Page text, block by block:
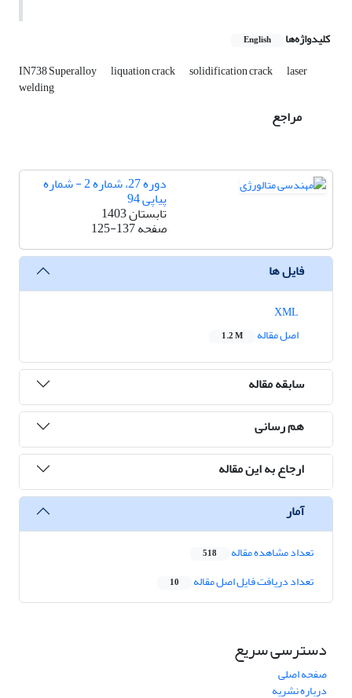
کلیدواژه‌ها English
IN738 Superalloy liquation crack solidification crack laser
welding
مراجع
دوره 27، شماره 2 - شماره
پیاپی 94
تابستان 1403
صفحه125-137
فایل ها
اصل مقاله
1.2 M
سابقه مقاله
هم رسانی
ارجاع به این مقاله
آمار
تعداد مشاهده مقاله 518
تعداد دریافت فایل اصل مقاله 10
دسترسی سریع
صفحه اصلی
درباره نشریه